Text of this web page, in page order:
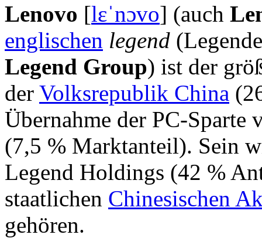
Lenovo [lɛˈnɔvo] (auch
englischen legend
Legend Group) ist der
der Volksrepublik China
Übernahme der PC-Sparte
(7,5 % Marktanteil). Sein
Legend Holdings (42 %
staatlichen Chinesischen
gehören.